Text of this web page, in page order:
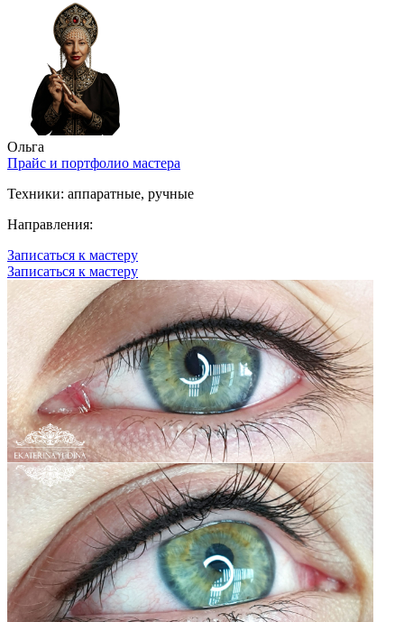
Ольга
Прайс и портфолио мастера
Техники: аппаратные, ручные
Направления:
Записаться к мастеру
Записаться к мастеру